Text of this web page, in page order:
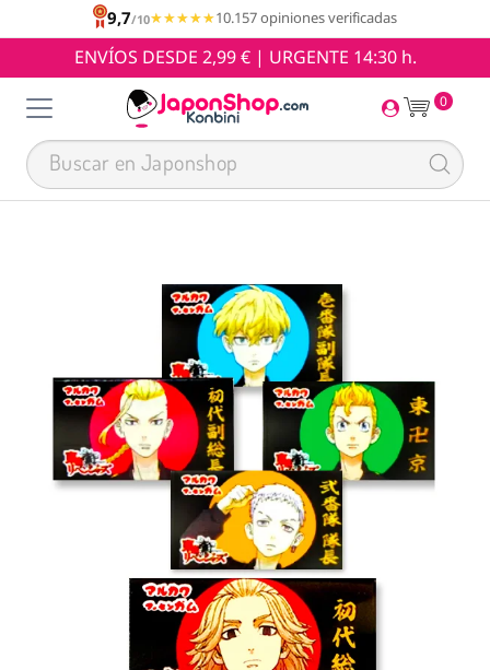
9,7/10★★★★★
★★★★★10.157 opiniones verificadas
ENVÍOS DESDE 2,99 € | URGENTE 14:30 h.
0